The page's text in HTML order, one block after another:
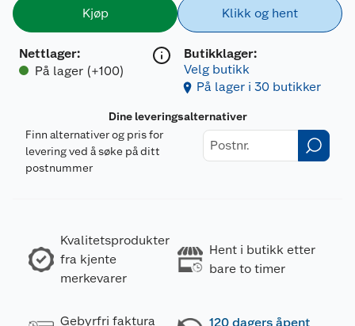
Kjøp
Nettlager:
På lager (+100)
Klikk og hent
Butikklager:
Velg butikk
På lager i 30 butikker
Dine leveringsalternativer
Finn alternativer og pris for
levering ved å søke på ditt
postnummer
Kvalitetsprodukter
fra kjente
merkevarer
Hent i butikk etter
bare to timer
Gebyrfri faktura
120 dagers åpent